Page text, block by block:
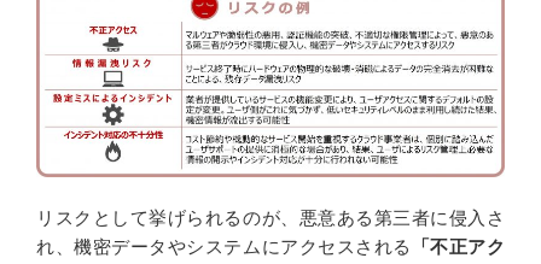
リスクとして挙げられるのが、悪意ある第三者に侵入さ
れ、機密データやシステムにアクセスされる
「不正アク